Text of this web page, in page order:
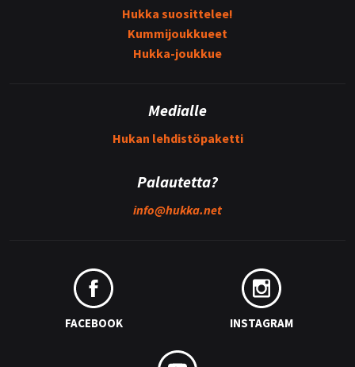
Hukka suosittelee!
Kummijoukkueet
Hukka-joukkue
Medialle
Hukan lehdistöpaketti
Palautetta?
info@hukka.net
FACEBOOK INSTAGRAM